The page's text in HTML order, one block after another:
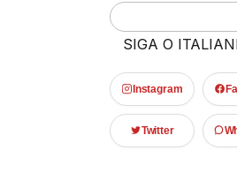
SIGA O
Instagram
Twitter